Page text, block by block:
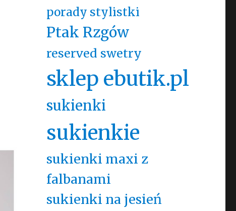
porady stylistki
Ptak Rzgów
reserved swetry
sklep ebutik.pl
sukienki
sukienkie
sukienki maxi z
falbanami
sukienki na jesień